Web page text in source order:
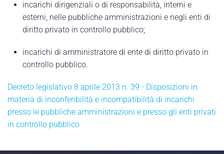
incarichi dirigenziali o di responsabilità, interni e
esterni, nelle pubbliche amministrazioni e negli enti di
diritto privato in controllo pubblico;
incarichi di amministratore di ente di diritto privato in
controllo pubblico.
Decreto legislativo 8 aprile 2013 n. 39 - Disposizioni in
materia di inconferibilità e incompatibilità di incarichi
presso le pubbliche amministrazioni e presso gli enti privati
in controllo pubblico